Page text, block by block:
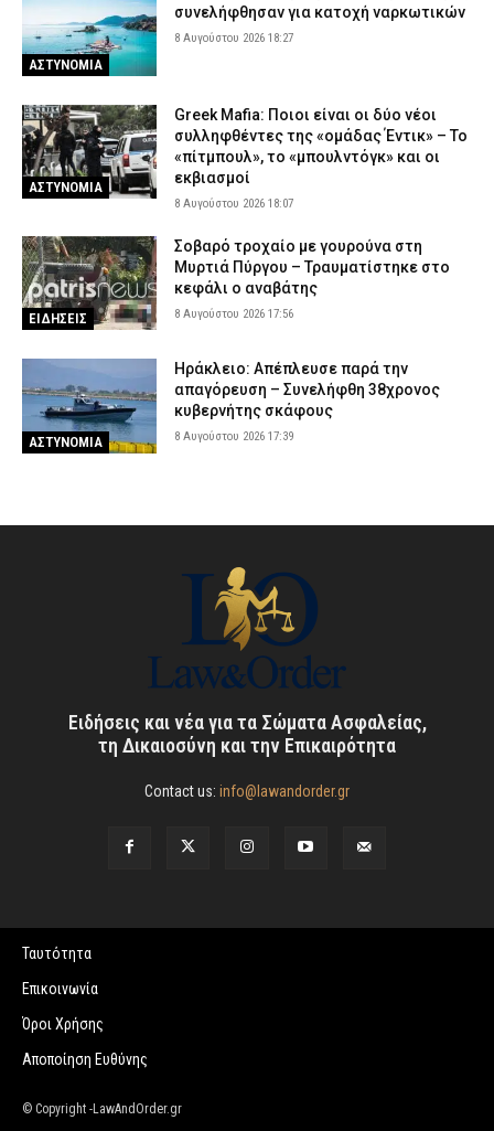
ΑΣΤΥΝΟΜΙΑ
συνελήφθησαν για κατοχή ναρκωτικών
8 Αυγούστου 2026 18:27
ΑΣΤΥΝΟΜΙΑ
Greek Mafia: Ποιοι είναι οι δύο νέοι
συλληφθέντες της «ομάδας Έντικ» – Το
«πίτμπουλ», το «μπουλντόγκ» και οι
εκβιασμοί
8 Αυγούστου 2026 18:07
ΕΙΔΗΣΕΙΣ
Σοβαρό τροχαίο με γουρούνα στη
Μυρτιά Πύργου – Τραυματίστηκε στο
κεφάλι ο αναβάτης
8 Αυγούστου 2026 17:56
ΑΣΤΥΝΟΜΙΑ
Ηράκλειο: Απέπλευσε παρά την
απαγόρευση – Συνελήφθη 38χρονος
κυβερνήτης σκάφους
8 Αυγούστου 2026 17:39
Ειδήσεις και νέα για τα Σώματα Ασφαλείας,
τη Δικαιοσύνη και την Επικαιρότητα
Contact us: info@lawandorder.gr
Ταυτότητα
Επικοινωνία
Όροι Χρήσης
Αποποίηση Ευθύνης
© Copyright -LawAndOrder.gr